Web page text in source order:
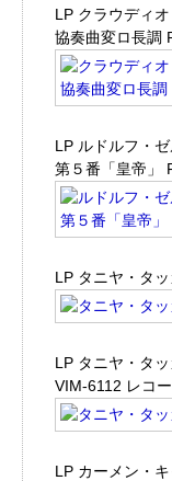
LP クラウディ
協奏曲変ロ長調
LP ルドルフ・
第５番「皇帝」
LP タニヤ・タ
LP タニヤ・タ
VIM-6112 レコ
LP カーメン・